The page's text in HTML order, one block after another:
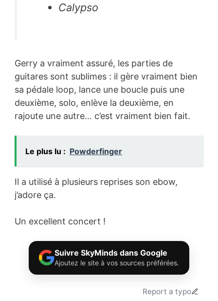
Calypso
Gerry a vraiment assuré, les parties de
guitares sont sublimes : il gère vraiment bien
sa pédale loop, lance une boucle puis une
deuxième, solo, enlève la deuxième, en
rajoute une autre… c’est vraiment bien fait.
Le plus lu : Powderfinger
Il a utilisé à plusieurs reprises son ebow,
j’adore ça.
Un excellent concert !
Suivre SkyMinds dans Google
Ajoutez le site à vos sources préférées.
Report a typo